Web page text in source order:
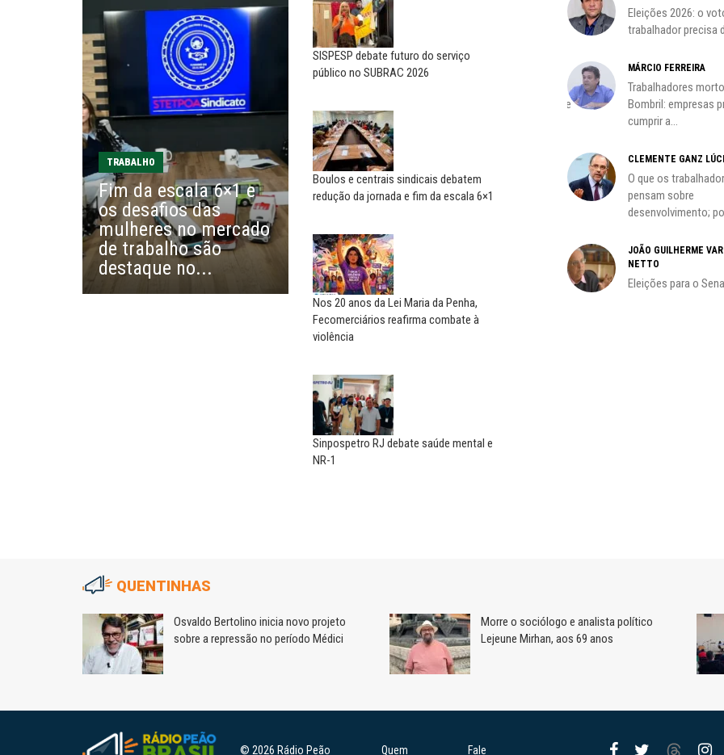
TRABALHO
Fim da escala 6×1 e
os desafios das
mulheres no mercado
de trabalho são
destaque no...
SISPESP debate futuro do serviço
público no SUBRAC 2026
Boulos e centrais sindicais debatem
redução da jornada e fim da escala 6×1
Nos 20 anos da Lei Maria da Penha,
Fecomerciários reafirma combate à
violência
Sinpospetro RJ debate saúde mental e
NR-1
Adriana Marcolino destaca
impacto do salário mínimo na...
NILTON NECO
Sindec: 94 anos de união e
EDUARDO ANNUNCIATO CHICÃO
Sem salário digno e proteção
social, não existe...
EUSÉBIO PINTO NETO
A fortaleza do sindicato
Agosto Lilás: todos e todas no
combate à...
SERGIO LUIZ LEITE (SERGINHO)
responsabilidade de todos
MIGUEL TORRES
A luta continua: agora o foco é
o...
CARLOS LOPES
O resgate do nosso Estado
Nacional; por Carlos...
A geopolítica nas eleições de
Eleições 2026: o
trabalhador precisa
MÁRCIO FERREIRA
Trabalhadores
Bombril: empresas
cumprir a...
CLEMENTE GANZ
O que os
pensam sobre
desenvolvimento;
JOÃO GUILHERME
NETTO
Eleições para o
QUENTINHAS
Osvaldo Bertolino inicia novo projeto
sobre a repressão no período Médici
Morre o sociólogo e analista político
Lejeune Mirhan, aos 69 anos
© 2026 Rádio Peão Quem Fale